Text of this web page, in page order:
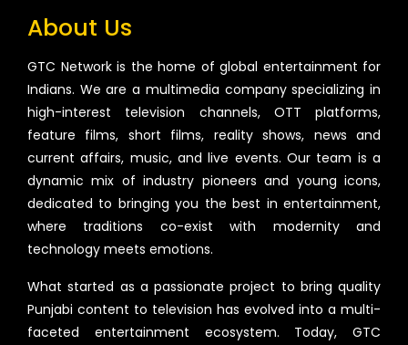
About Us
GTC Network is the home of global entertainment for
Indians. We are a multimedia company specializing in
high-interest television channels, OTT platforms,
feature films, short films, reality shows, news and
current affairs, music, and live events. Our team is a
dynamic mix of industry pioneers and young icons,
dedicated to bringing you the best in entertainment,
where traditions co-exist with modernity and
technology meets emotions.
What started as a passionate project to bring quality
Punjabi content to television has evolved into a multi-
faceted entertainment ecosystem. Today, GTC